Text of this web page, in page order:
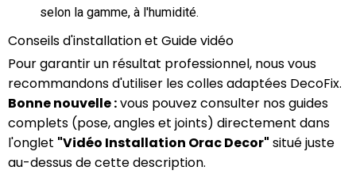
selon la gamme, à l'humidité.
Conseils d'installation et Guide vidéo
Pour garantir un résultat professionnel, nous vous
recommandons d'utiliser les colles adaptées DecoFix.
Bonne nouvelle :vous pouvez consulter nos guides
complets (pose, angles et joints) directement dans
l'onglet "Vidéo Installation Orac Decor" situé juste
au-dessus de cette description.